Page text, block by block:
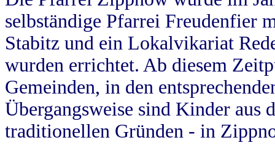
selbständige Pfarrei Freudenfier
Stabitz und ein Lokalvikariat
wurden errichtet. Ab diesem
Gemeinden, in den
Übergangsweise sind Kinder aus
traditionellen Gründen - in